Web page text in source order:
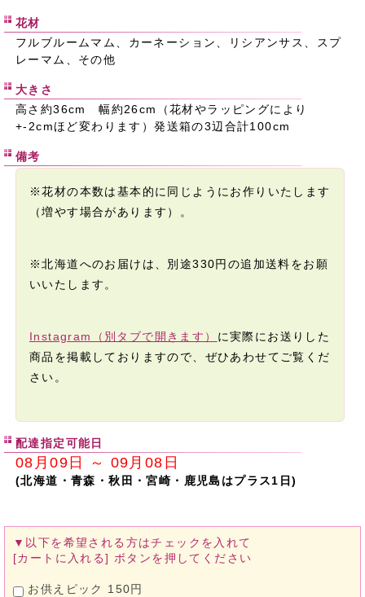
花材
フルブルームマム、カーネーション、リシアンサス、スプ
レーマム、その他
大きさ
高さ約36cm 幅約26cm（花材やラッピングにより
+-2cmほど変わります）発送箱の3辺合計100cm
備考
※花材の本数は基本的に同じようにお作りいたします
（増やす場合があります）。
※北海道へのお届けは、別途330円の追加送料をお願
いいたします。
Instagram（別タブで開きます） に実際にお送りした
商品を掲載しておりますので、ぜひあわせてご覧くだ
さい。
配達指定可能日
08月09日 ～ 09月08日
(北海道・青森・秋田・宮崎・鹿児島はプラス1日)
▼以下を希望される方はチェックを入れて
[カートに入れる] ボタンを押してください
お供えピック 150円